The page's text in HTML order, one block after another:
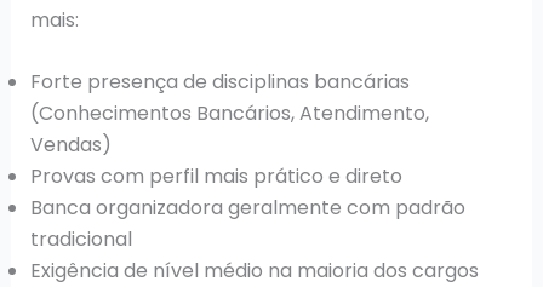
mais:
Forte presença de disciplinas bancárias
(Conhecimentos Bancários, Atendimento,
Vendas)
Provas com perfil mais prático e direto
Banca organizadora geralmente com padrão
tradicional
Exigência de nível médio na maioria dos cargos